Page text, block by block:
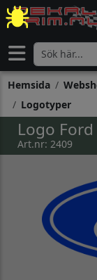
Hemsida
Logotyper
Logo Ford
Art.nr: 2409